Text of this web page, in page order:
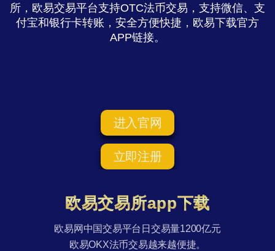
所，欧易交易平台支持OTC法币交易，支持微信、支
付宝和银行卡转账，安全方便快捷，欧易下载官方
APP链接。
进入官网
立即注册
欧易交易所app下载
欧易网中国交易平台日交易量1200亿元
欧易OKX法币交易越来越便捷。